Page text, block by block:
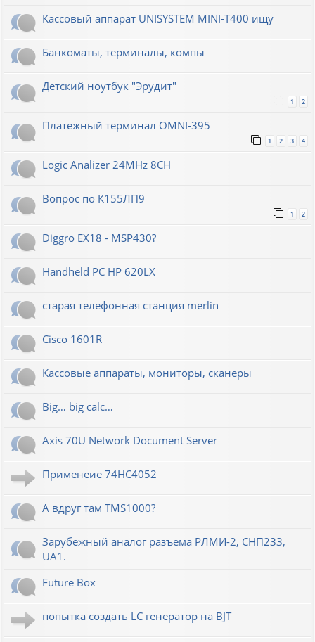
Кассовый аппарат UNISYSTEM MINI-T400 ищу
Банкоматы, терминалы, компы
Детский ноутбук "Эрудит"
1 2
Платежный терминал OMNI-395
1 2 3 4
Logic Analizer 24MHz 8CH
Вопрос по К155ЛП9
1 2
Diggro EX18 - MSP430?
Handheld PC HP 620LX
старая телефонная станция merlin
Cisco 1601R
Кассовые аппараты, мониторы, сканеры
Big… big calc…
Axis 70U Network Document Server
Применеие 74HC4052
А вдруг там TMS1000?
Зарубежный аналог разъема РЛМИ-2, СНП233,
UA1.
Future Box
попытка создать LC генератор на BJT